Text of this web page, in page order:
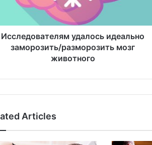
Исследователям удалось идеально
заморозить/разморозить мозг
животного
Articles